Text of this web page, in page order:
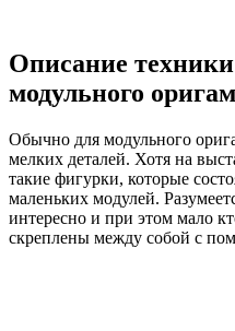
Описание
модульного
Обычно для модульного
мелких деталей. Хотя на
такие фигурки, которые
маленьких модулей.
интересно и при этом мало
скреплены между собой с